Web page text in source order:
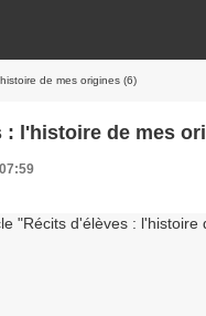
de mes origines (6)
: l'histoire de mes